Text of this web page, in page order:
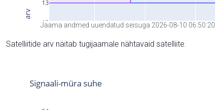
Jaama andmed uuendatud seisuga 2026-08-10 06:50:20
Satelliitide arv näitab tugijaamale nähtavaid satelliite.